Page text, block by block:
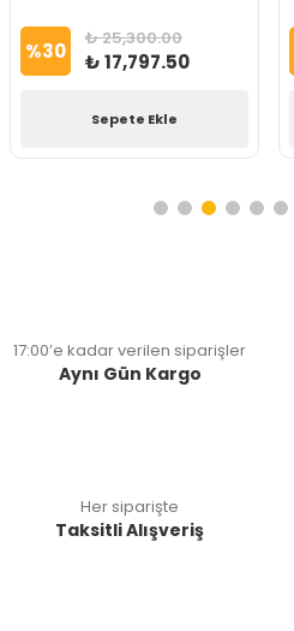
%30 ₺ 25,300.00
₺ 17,797.50
Sepete Ekle
17:00’e kadar verilen siparişler
Aynı Gün Kargo
Her siparişte
Taksitli Alışveriş